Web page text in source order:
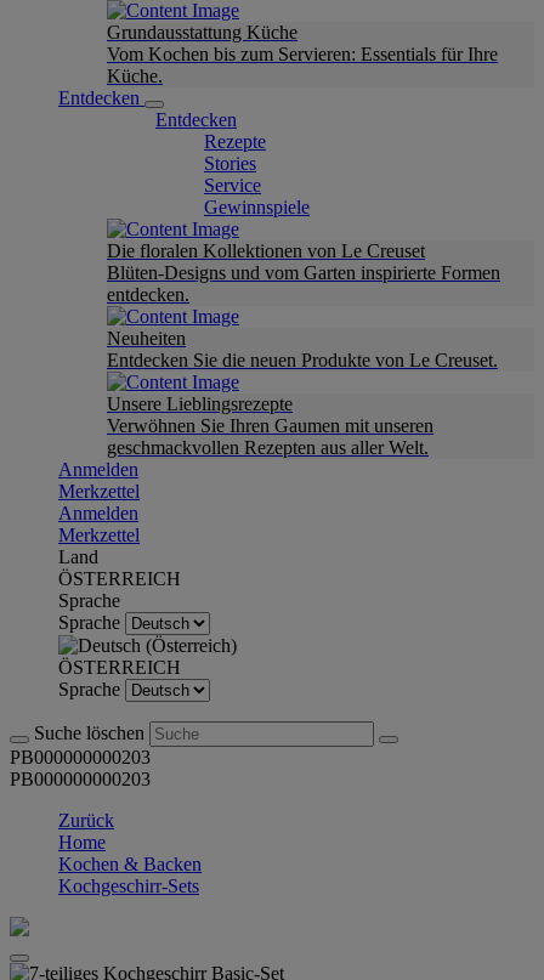
Grundausstattung Küche
Vom Kochen bis zum Servieren: Essentials für Ihre
Küche.
Entdecken
Entdecken
Rezepte
Stories
Service
Gewinnspiele
Die floralen Kollektionen von Le Creuset
Blüten-Designs und vom Garten inspirierte Formen
entdecken.
Neuheiten
Entdecken Sie die neuen Produkte von Le Creuset.
Unsere Lieblingsrezepte
Verwöhnen Sie Ihren Gaumen mit unseren
geschmackvollen Rezepten aus aller Welt.
Anmelden
Merkzettel
Anmelden
Merkzettel
Land
ÖSTERREICH
Sprache
Sprache
ÖSTERREICH
Sprache
Suche löschen
PB000000000203
PB000000000203
Zurück
Home
Kochen & Backen
Kochgeschirr-Sets